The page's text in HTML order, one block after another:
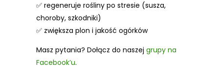
✅ regeneruje rośliny po stresie (susza,
choroby, szkodniki)
✅ zwiększa plon i jakość ogórków
Masz pytania? Dołącz do naszej grupy na
Facebook’u.